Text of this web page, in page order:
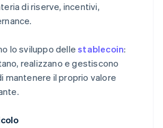
di riserve, incentivi,
lo sviluppo delle stablecoin:
realizzano e gestiscono
mantenere il proprio valore